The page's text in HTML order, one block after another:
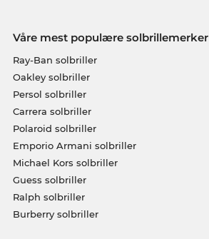
Våre mest populære solbrillemerker
Ray-Ban solbriller
Oakley solbriller
Persol solbriller
Carrera solbriller
Polaroid solbriller
Emporio Armani solbriller
Michael Kors solbriller
Guess solbriller
Ralph solbriller
Burberry solbriller